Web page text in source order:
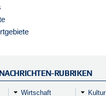
NACHRICHTEN-RUBRIKEN
Wirtschaft Kultur